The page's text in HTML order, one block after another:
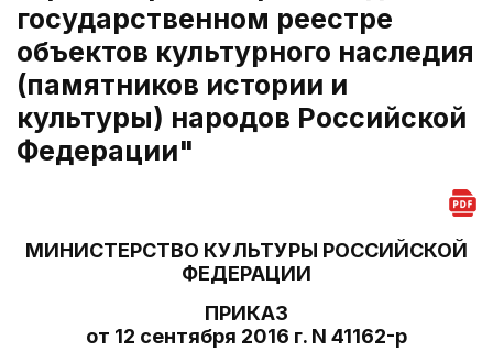
государственном реестре
объектов культурного наследия
(памятников истории и
культуры) народов Российской
Федерации"
МИНИСТЕРСТВО КУЛЬТУРЫ РОССИЙСКОЙ
ФЕДЕРАЦИИ
ПРИКАЗ
от 12 сентября 2016 г. N 41162-р